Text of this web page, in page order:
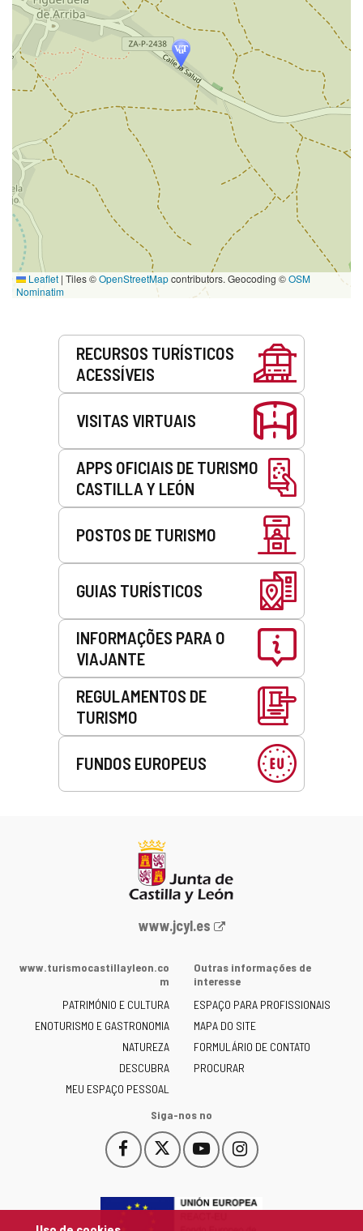
Leaflet | Tiles ©OpenStreetMapcontributors. Geocoding ©OSM
Nominatim
RECURSOS TURÍSTICOS
ACESSÍVEIS
VISITAS VIRTUAIS
APPS OFICIAIS DE TURISMO
CASTILLA Y LEÓN
POSTOS DE TURISMO
GUIAS TURÍSTICOS
INFORMAÇÕES PARA O
VIAJANTE
REGULAMENTOS DE
TURISMO
FUNDOS EUROPEUS
Portal
Junta
Castilla
y
León
-
www.jcyl.es
www.turismocastillayleon.co
m
PATRIMÓNIO E CULTURA
ENOTURISMO E GASTRONOMIA
NATUREZA
DESCUBRA
MEU ESPAÇO PESSOAL
Outras informações de
interesse
ESPAÇO PARA PROFISSIONAIS
MAPA DO SITE
FORMULÁRIO DE CONTATO
PROCURAR
Siga-nos no
Facebook
Este
enlace
abrirá
Este
enlace
abrirá
YouTube
Este
enlace
abrirá
Instagram
Este
enlace
abrirá